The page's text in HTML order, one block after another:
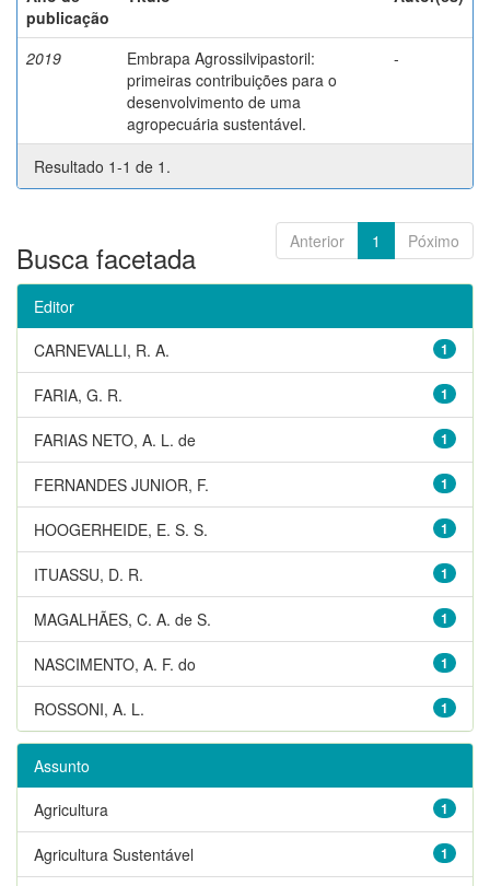
publicação
2019
Embrapa Agrossilvipastoril:
primeiras contribuições para o
desenvolvimento de uma
agropecuária sustentável.
-
Resultado 1-1 de 1.
Anterior 1 Póximo
Busca facetada
Editor
1
CARNEVALLI, R. A.
1
FARIA, G. R.
1
FARIAS NETO, A. L. de
1
FERNANDES JUNIOR, F.
1
HOOGERHEIDE, E. S. S.
1
ITUASSU, D. R.
1
MAGALHÃES, C. A. de S.
1
NASCIMENTO, A. F. do
1
ROSSONI, A. L.
Assunto
1
Agricultura
1
Agricultura Sustentável